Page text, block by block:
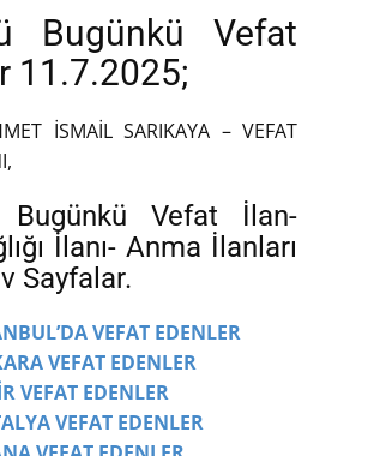
Bugünkü Vefat
11.7.2025;
İSMAİL SARIKAYA – VEFAT
Bugünkü Vefat İlan-
İlanı- Anma İlanları
Sayfalar.
VEFAT EDENLER
VEFAT EDENLER
VEFAT EDENLER
VEFAT EDENLER